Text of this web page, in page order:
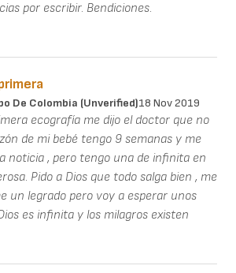
por escribir. Bendiciones.
De Colombia (unverified)18 Nov 2019
ecografía me dijo el doctor que no
de mi bebé tengo 9 semanas y me
noticia , pero tengo una de infinita en
Pido a Dios que todo salga bien , me
un legrado pero voy a esperar unos
es infinita y los milagros existen